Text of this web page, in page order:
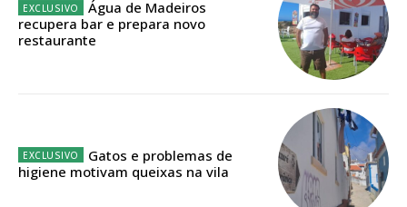
casa
Acesso ao conteúdo online
Acesso aos conteúdos Exclusivos para
Escolha o plano
Água de Madeiros
recupera bar e prepara novo
restaurante
Gatos e problemas de
higiene motivam queixas na vila